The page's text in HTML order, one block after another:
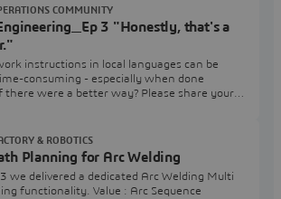
Engineering_Ep 3 "Honestly, that's a
instructions in local languages can be
consuming - especially when done
there were a better way? Please share your
COMMUNITY
Planning for Arc Welding
we delivered a dedicated Arc Welding Multi
functionality. Value : Arc Sequence
& ROBOTICS